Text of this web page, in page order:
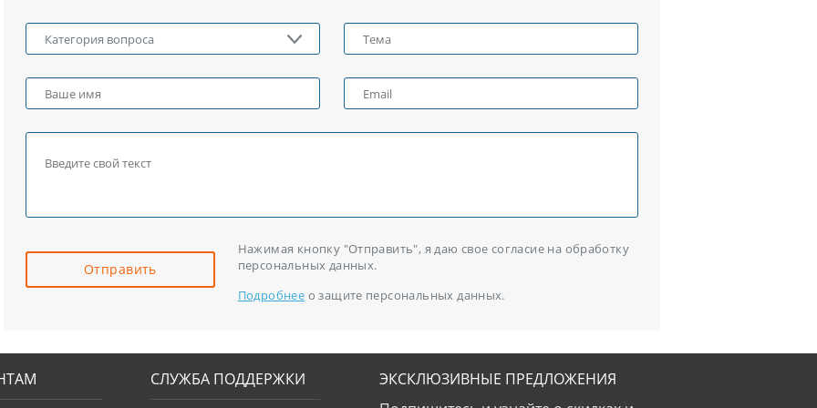
Отправить
Нажимая кнопку "Отправить", я даю свое согласие на обработку
персональных данных.
Подробнее о защите персональных данных.
СЛУЖБА ПОДДЕРЖКИ
ЭКСКЛЮЗИВНЫЕ ПРЕДЛОЖЕНИЯ